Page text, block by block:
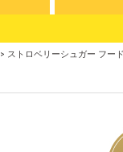
> ストロベリーシュガー フー